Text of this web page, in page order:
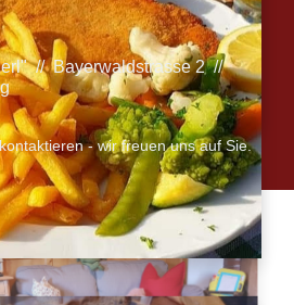
// Bayerwaldstrasse 2 //
- wir freuen uns auf Sie.
2026, Powered byWebdesign
Redaktion